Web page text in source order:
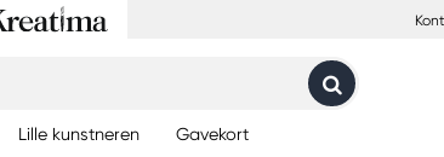
Lille kunstneren Gavekort